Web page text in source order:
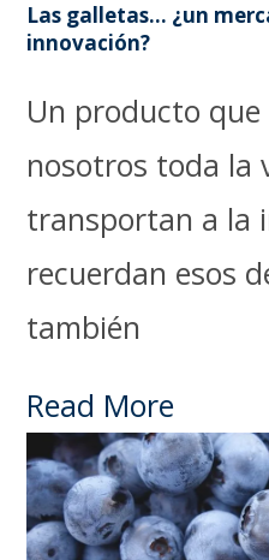
Las galletas… ¿un
innovación?
Un producto que
nosotros toda la
transportan a la
recuerdan esos
también
Read More